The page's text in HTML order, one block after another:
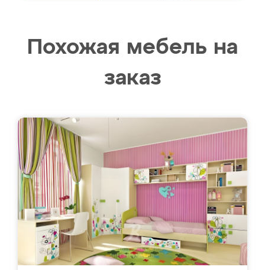
Похожая мебель на
заказ